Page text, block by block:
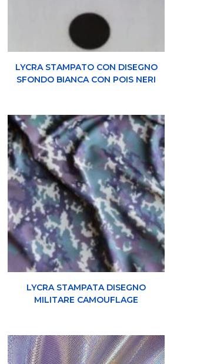
LYCRA STAMPATO CON DISEGNO
SFONDO BIANCA CON POIS NERI
LYCRA STAMPATA DISEGNO
MILITARE CAMOUFLAGE